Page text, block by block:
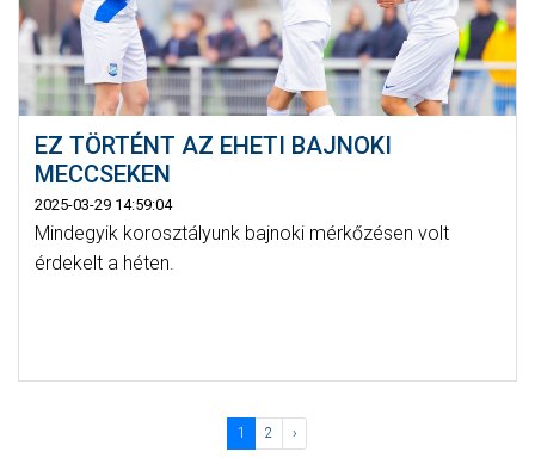
EZ TÖRTÉNT AZ EHETI BAJNOKI
MECCSEKEN
2025-03-29 14:59:04
Mindegyik korosztályunk bajnoki mérkőzésen volt
érdekelt a héten.
1 2 ›